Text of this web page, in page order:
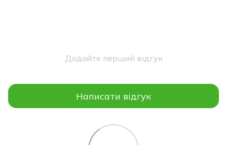
Додайте перший відгук
Написати відгук